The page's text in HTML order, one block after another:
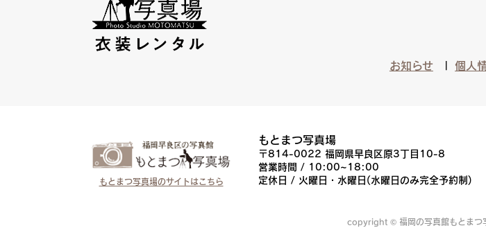
お知らせ 個人
もとまつ写真場のサイトはこちら
もとまつ写真場
〒814-0022 福岡県早良区原3丁目10-8
営業時間 / 10:00~18:00
定休日 / 火曜日・水曜日(水曜日のみ完全予約制)
copyright © 福岡の写真館もとまつ